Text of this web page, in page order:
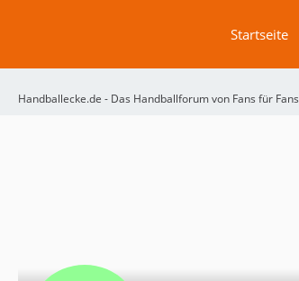
Startseite
Handballecke.de - Das Handballforum von Fans für Fans